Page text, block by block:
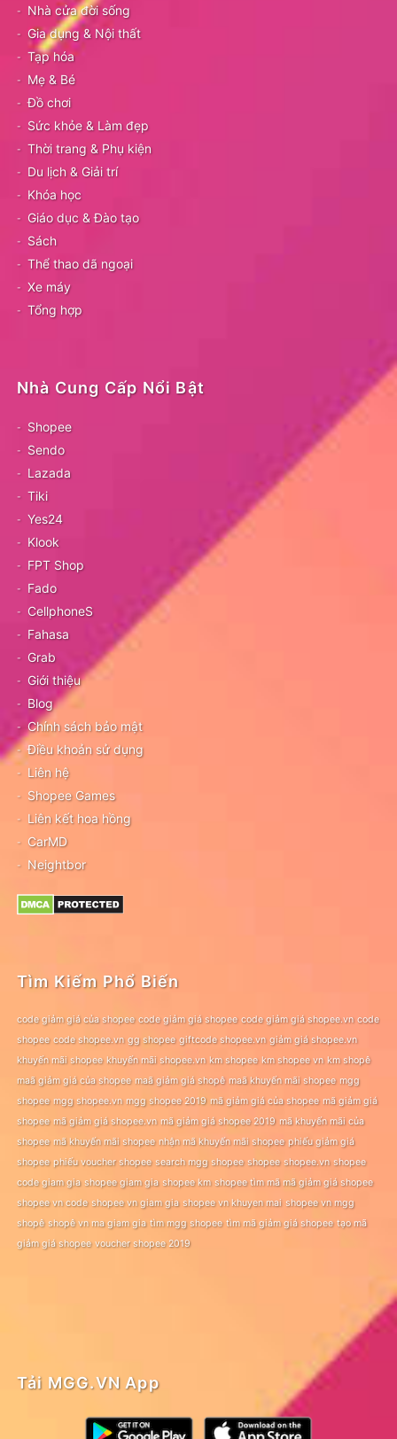
Nhà cửa đời sống
Gia dụng & Nội thất
Tạp hóa
Mẹ & Bé
Đồ chơi
Sức khỏe & Làm đẹp
Thời trang & Phụ kiện
Du lịch & Giải trí
Khóa học
Giáo dục & Đào tạo
Sách
Thể thao dã ngoại
Xe máy
Tổng hợp
Nhà Cung Cấp Nổi Bật
Shopee
Sendo
Lazada
Tiki
Yes24
Klook
FPT Shop
Fado
CellphoneS
Fahasa
Grab
Giới thiệu
Blog
Chính sách bảo mật
Điều khoản sử dụng
Liên hệ
Shopee Games
Liên kết hoa hồng
CarMD
Neightbor
Tìm Kiếm Phổ Biến
code giảm giá của shopee code giảm giá shopee code giảm giá shopee.vn code
shopee code shopee.vn gg shopee giftcode shopee.vn giảm giá shopee.vn
khuyến mãi shopee khuyến mãi shopee.vn km shopee km shopee vn km shopê
maã giảm giá của shopee maã giảm giá shopê maã khuyến mãi shopee mgg
shopee mgg shopee.vn mgg shopee 2019 mã giảm giá của shopee mã giảm giá
shopee mã giảm giá shopee.vn mã giảm giá shopee 2019 mã khuyến mãi của
shopee mã khuyến mãi shopee nhận mã khuyến mãi shopee phiếu giảm giá
shopee phiếu voucher shopee search mgg shopee shopee shopee.vn shopee
code giam gia shopee giam gia shopee km shopee tìm mã mã giảm giá shopee
shopee vn code shopee vn giam gia shopee vn khuyen mai shopee vn mgg
shopê shopê vn ma giam gia tìm mgg shopee tìm mã giảm giá shopee tạo mã
giảm giá shopee voucher shopee 2019
Tải MGG.VN App